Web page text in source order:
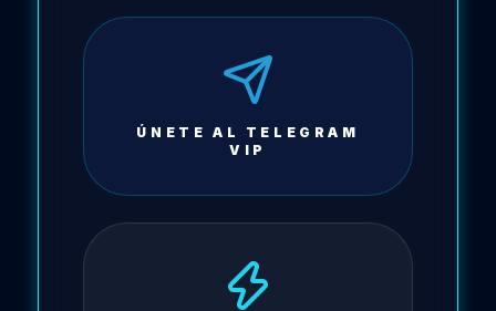
ÚNETE AL TELEGRAM
VIP